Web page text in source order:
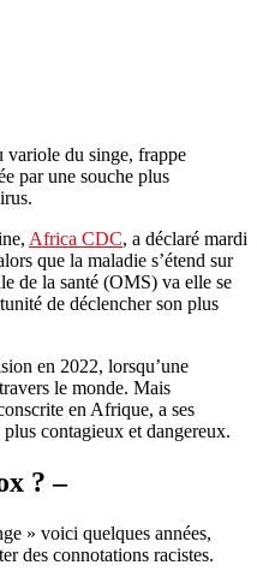
variole du singe, frappe
par une souche plus
Africa CDC, a déclaré mardi
que la maladie s’étend sur
de la santé (OMS) va elle se
de déclencher son plus
en 2022, lorsqu’une
le monde. Mais
en Afrique, a ses
contagieux et dangereux.
? –
» voici quelques années,
des connotations racistes.